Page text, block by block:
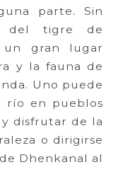
parte. Sin
del tigre de
un gran lugar
y la fauna de
Uno puede
río en pueblos
disfrutar de la
o dirigirse
Dhenkanal al